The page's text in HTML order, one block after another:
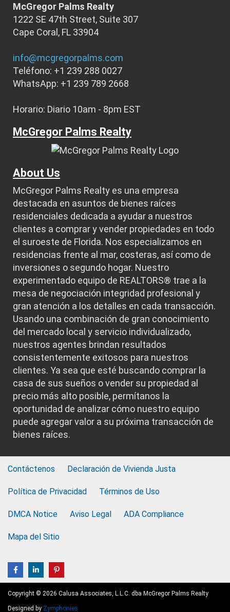
McGregor Palms Realty
1222 SE 47th Street, Suite 307
Cape Coral, FL 33904
info@mcgregorpalms.com
Teléfono: +1 239 288 0027
WhatsApp: +1 239 789 2668
Horario: Diario 10am - 8pm EST
McGregor Palms Realty
About Us
McGregor Palms Realty es una empresa
destacada en asuntos de bienes raíces
residenciales dedicada a ayudar a nuestros
clientes a comprar y vender propiedades en todo
el suroeste de Florida. Nos especializamos en
residencias frente al mar, costeras, así como de
inversiones o segundo hogar. Nuestro
experimentado equipo de REALTORS® trae a la
mesa de negociación integridad profesional y
gran atención a los detalles en cada transacción.
Usando una combinación de gran conocimiento
del mercado local y servicio individualizado,
nuestros agentes brindan resultados
consistentemente exitosos para nuestros
clientes. Ya sea que esté buscando comprar la
casa de sus sueños o vender su propiedad al
precio más alto posible, permítanos la
oportunidad de analizar cómo nuestro equipo
puede agregar valor a su próxima transacción de
bienes raíces.
Contáctenos Declaración de Vivienda Justa
Política de Privacidad Términos de Uso
DMCA Notice Aviso Legal ADA Compliance
Mapa del Sitio
Copyright © 2026 Calusa Associates, L.L.C. dba McGregor Palms Realty
Designed by Zymphonies